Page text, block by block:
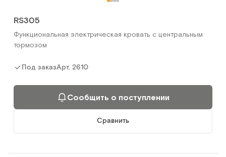
RS305
Функциональная электрическая кровать с центральным
тормозом
Под заказАрт. 2610
Сообщить о поступлении
Сравнить